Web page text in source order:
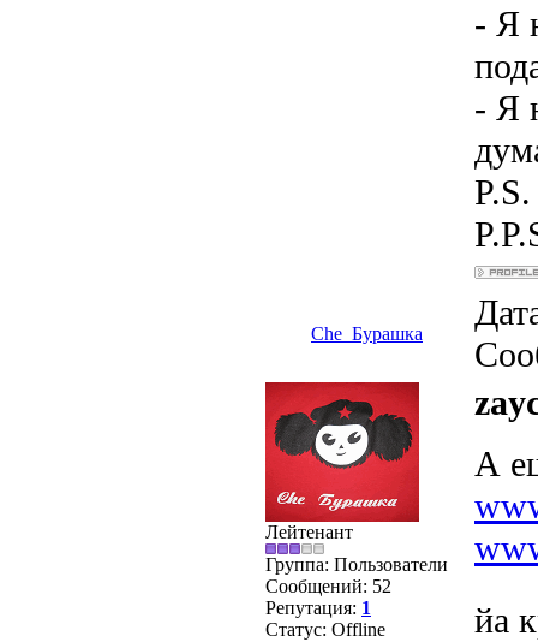
- Я
- Я
Che_Бурашка
Лейтенант
Группа: Пользователи
Сообщений: 52
Репутация: 1
Статус: Offline
А
йа